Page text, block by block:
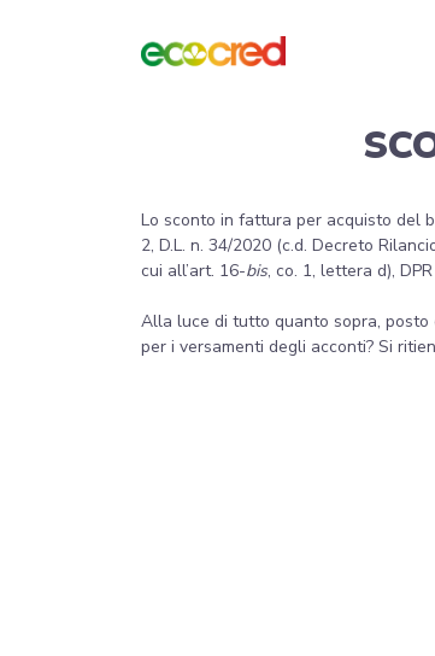
Lo sconto in fattura per acquisto del
2, D.L. n. 34/2020 (c.d. Decreto
cui all’art. 16-bis, co. 1, lettera d),
Alla luce di tutto quanto sopra, posto
per i versamenti degli acconti? Si